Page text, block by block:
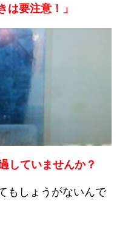
は要注意！」
していませんか？
もしょうがないんで